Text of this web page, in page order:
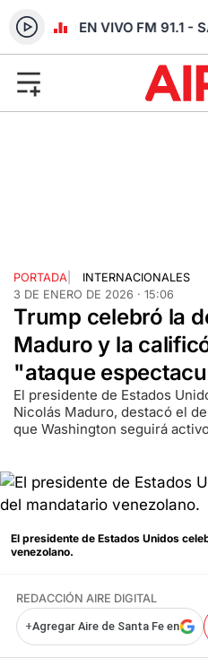
RADIO EN VIVO FM 91.1 -
PORTADA
INTERNACIONALES
3 DE ENERO DE 2026 · 15:06
Trump celebró la
Maduro y la
"ataque
El presidente de Estados
Nicolás Maduro, destacó el
que Washington seguirá
El presidente de Estados Unidos
venezolano.
REDACCIÓN AIRE DIGITAL
+Agregar Aire de Santa Fe en